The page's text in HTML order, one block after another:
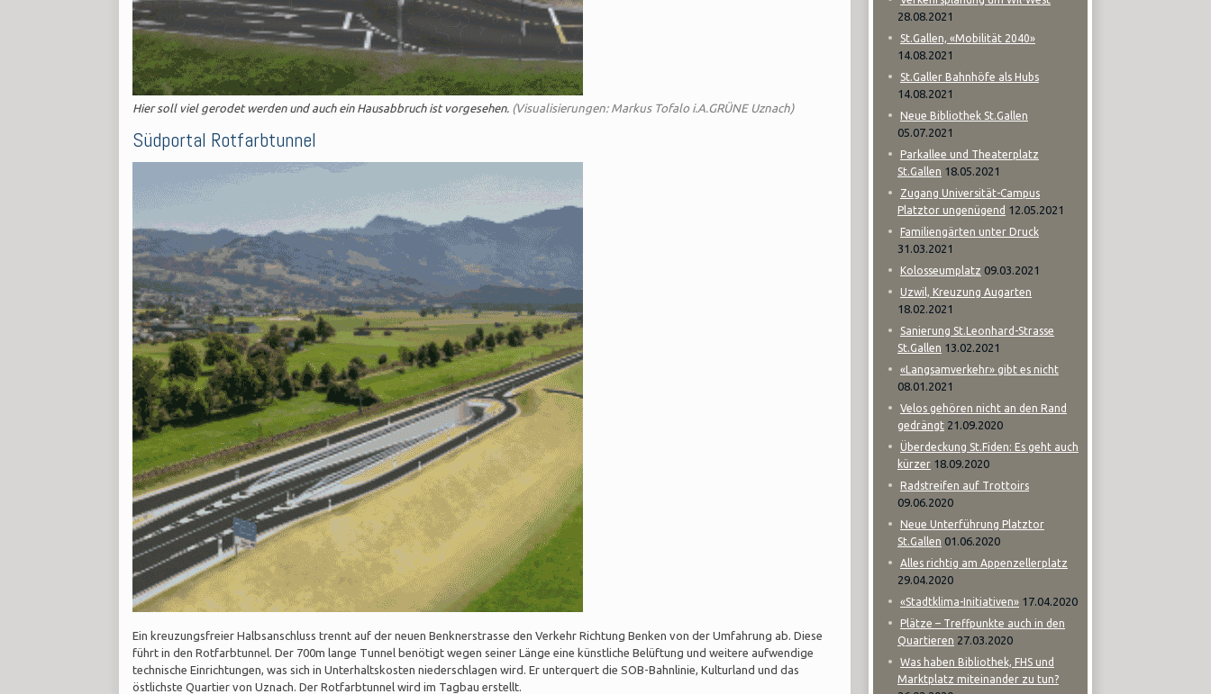
Hier soll viel gerodet werden und auch ein Hausabbruch ist vorgesehen. (Visualisierungen: Markus Tofalo i.A.GRÜNE Uznach)
Südportal Rotfarbtunnel
Ein kreuzungsfreier Halbsanschluss trennt auf der neuen Benknerstrasse den Verkehr Richtung Benken von der Umfahrung ab. Diese
führt in den Rotfarbtunnel. Der 700m lange Tunnel benötigt wegen seiner Länge eine künstliche Belüftung und weitere aufwendige
technische Einrichtungen, was sich in Unterhaltskosten niederschlagen wird. Er unterquert die SOB-Bahnlinie, Kulturland und das
östlichste Quartier von Uznach. Der Rotfarbtunnel wird im Tagbau erstellt.
28.08.2021
St.Gallen, «Mobilität 2040»
14.08.2021
St.Galler Bahnhöfe als Hubs
14.08.2021
Neue Bibliothek St.Gallen
05.07.2021
Parkallee und Theaterplatz
St.Gallen 18.05.2021
Zugang Universität-Campus
Platztor ungenügend 12.05.2021
Familiengärten unter Druck
31.03.2021
Kolosseumplatz 09.03.2021
Uzwil, Kreuzung Augarten
18.02.2021
Sanierung St.Leonhard-Strasse
St.Gallen 13.02.2021
«Langsamverkehr» gibt es nicht
08.01.2021
Velos gehören nicht an den Rand
gedrängt 21.09.2020
Überdeckung St.Fiden: Es geht auch
kürzer 18.09.2020
Radstreifen auf Trottoirs
09.06.2020
Neue Unterführung Platztor
St.Gallen 01.06.2020
Alles richtig am Appenzellerplatz
29.04.2020
«Stadtklima-Initiativen» 17.04.2020
Plätze – Treffpunkte auch in den
Quartieren 27.03.2020
Was haben Bibliothek, FHS und
Marktplatz miteinander zu tun?